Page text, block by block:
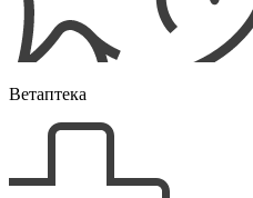
Ветаптека